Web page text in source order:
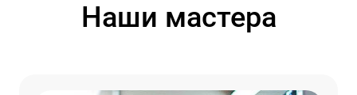
Наши мастера